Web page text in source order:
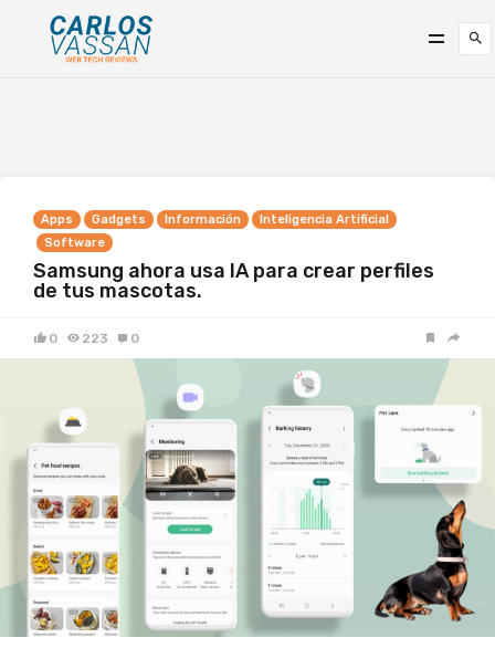
Apps Gadgets Información
Inteligencia Artificial
Software
Samsung ahora usa IA para crear perfiles
de tus mascotas.
0 223 0